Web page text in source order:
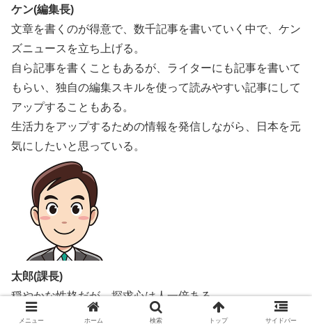
ケン(編集長)
文章を書くのが得意で、数千記事を書いていく中で、ケン
ズニュースを立ち上げる。
自ら記事を書くこともあるが、ライターにも記事を書いて
もらい、独自の編集スキルを使って読みやすい記事にして
アップすることもある。
生活力をアップするための情報を発信しながら、日本を元
気にしたいと思っている。
太郎(課長)
穏やかな性格だが、探求心は人一倍ある。
面倒見も良く、いろいろと大変なことがあってもプラス思
メニュー ホーム 検索 トップ サイドバー